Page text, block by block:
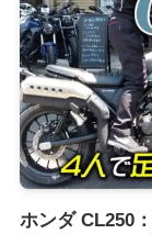
ホンダ CL250